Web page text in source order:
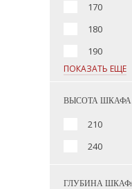
170
180
190
ПОКАЗАТЬ ЕЩЕ
ВЫСОТА ШКАФА
210
240
ГЛУБИНА